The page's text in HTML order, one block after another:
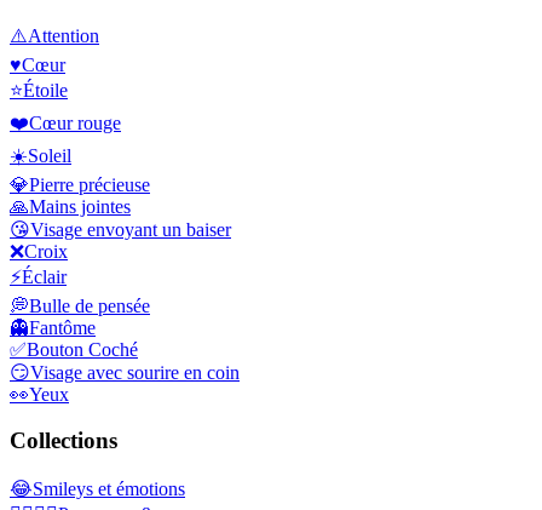
⚠️Attention
♥️Cœur
⭐Étoile
❤️Cœur rouge
☀️Soleil
💎Pierre précieuse
🙏Mains jointes
😘Visage envoyant un baiser
❌Croix
⚡Éclair
💭Bulle de pensée
👻Fantôme
✅Bouton Coché
😏Visage avec sourire en coin
👀Yeux
Collections
😂Smileys et émotions